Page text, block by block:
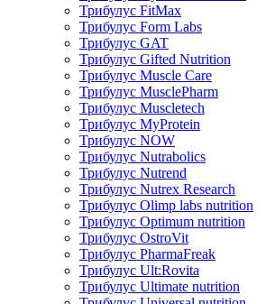
Трибулус FitMax
Трибулус Form Labs
Трибулус GAT
Трибулус Gifted Nutrition
Трибулус Muscle Care
Трибулус MusclePharm
Трибулус Muscletech
Трибулус MyProtein
Трибулус NOW
Трибулус Nutrabolics
Трибулус Nutrend
Трибулус Nutrex Research
Трибулус Olimp labs nutrition
Трибулус Optimum nutrition
Трибулус OstroVit
Трибулус PharmaFreak
Трибулус Ult:Rovita
Трибулус Ultimate nutrition